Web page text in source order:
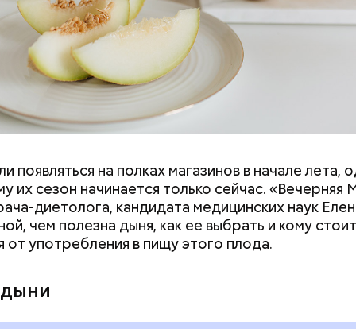
какие
в России
августа
появляться на полках магазинов в начале лета,
их сезон начинается только сейчас. «Вечерняя
диетолога, кандидата медицинских наук
чем полезна дыня, как ее выбрать и кому стоит
от употребления в пищу этого плода.